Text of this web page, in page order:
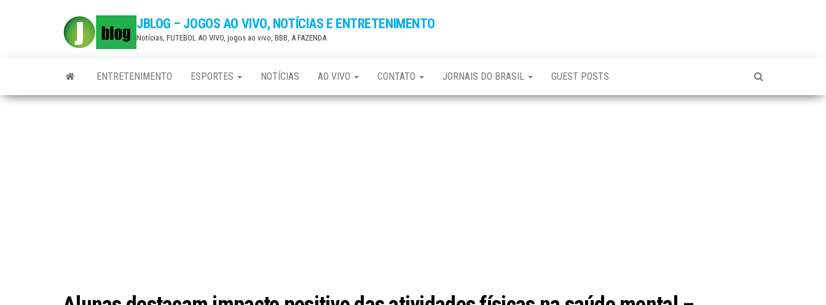
JBLOG – JOGOS AO VIVO, NOTÍCIAS E ENTRETENIMENTO
Notícias, FUTEBOL AO VIVO, jogos ao vivo, BBB, A FAZENDA
ENTRETENIMENTO ESPORTES NOTÍCIAS AO VIVO CONTATO JORNAIS DO BRASIL GUEST POSTS